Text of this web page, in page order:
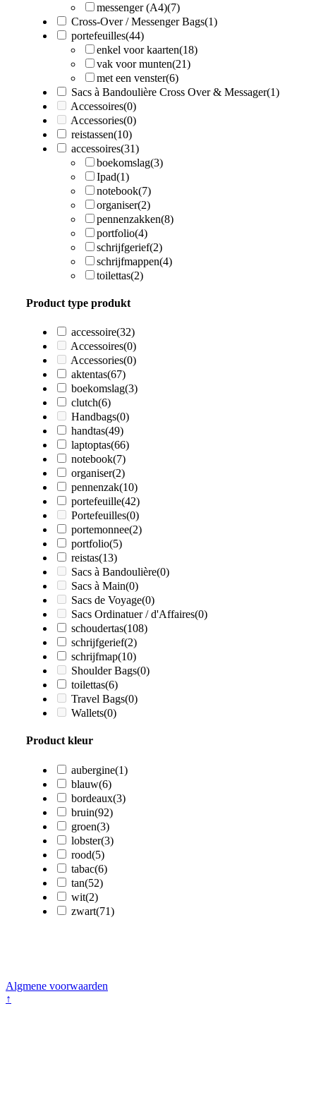
messenger (A4)(7)
Cross-Over / Messenger Bags(1)
portefeuilles(44)
enkel voor kaarten(18)
vak voor munten(21)
met een venster(6)
Sacs à Bandoulière Cross Over & Messager(1)
Accessoires(0)
Accessories(0)
reistassen(10)
accessoires(31)
boekomslag(3)
Ipad(1)
notebook(7)
organiser(2)
pennenzakken(8)
portfolio(4)
schrijfgerief(2)
schrijfmappen(4)
toilettas(2)
Product type produkt
accessoire(32)
Accessoires(0)
Accessories(0)
aktentas(67)
boekomslag(3)
clutch(6)
Handbags(0)
handtas(49)
laptoptas(66)
notebook(7)
organiser(2)
pennenzak(10)
portefeuille(42)
Portefeuilles(0)
portemonnee(2)
portfolio(5)
reistas(13)
Sacs à Bandoulière(0)
Sacs à Main(0)
Sacs de Voyage(0)
Sacs Ordinatuer / d'Affaires(0)
schoudertas(108)
schrijfgerief(2)
schrijfmap(10)
Shoulder Bags(0)
toilettas(6)
Travel Bags(0)
Wallets(0)
Product kleur
aubergine(1)
blauw(6)
bordeaux(3)
bruin(92)
groen(3)
lobster(3)
rood(5)
tabac(6)
tan(52)
wit(2)
zwart(71)
Algmene voorwaarden
↑